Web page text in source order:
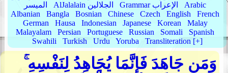
الميسر
AlJalalain الجلالين Grammar الإعراب
Arabic
Albanian
Bangla Bosnian Chinese Czech English
French
German
Hausa Indonesian Japanese Korean
Malay
Malayalam
Persian Portuguese Russian Somali
Spanish
Swahili
Turkish Urdu Yoruba Transliteration [+]
وَمَن جَاهَدَ فَإِنَّمَا يُجَاهِدُ لِنَفْسِهِ ۚ